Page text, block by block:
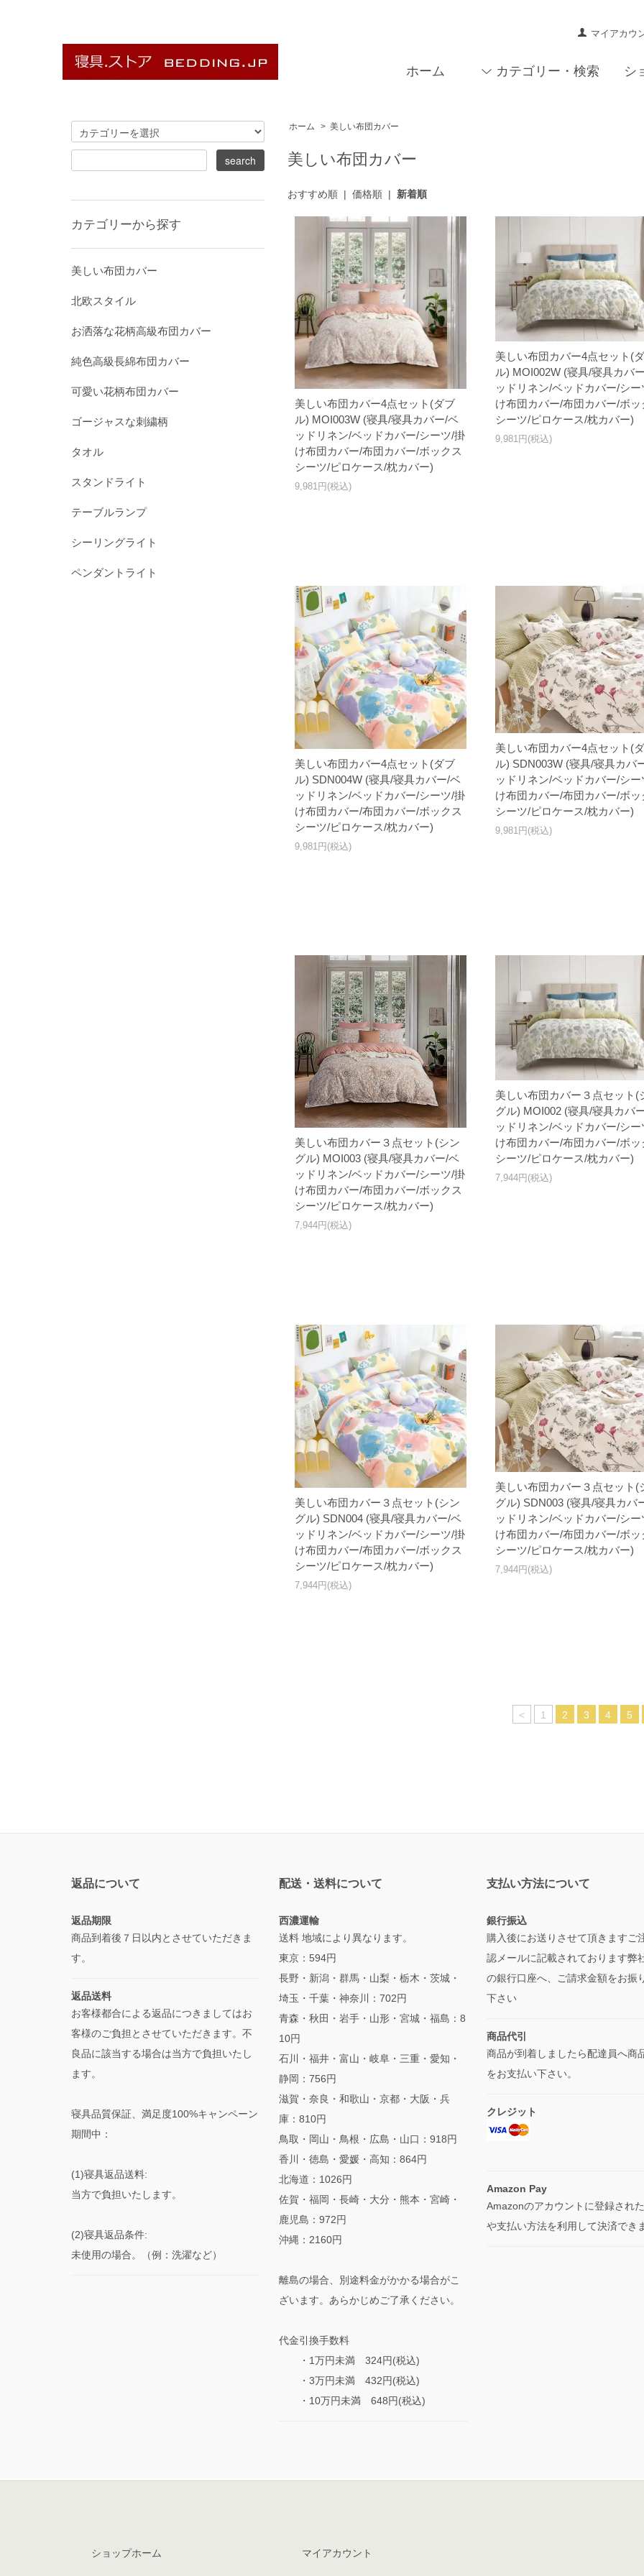
マイアカウ
ホーム カテゴリー・検索 シ
ホーム > 美しい布団カバー
美しい布団カバー
おすすめ順| 価格順| 新着順
美しい布団カバー4点セット(ダブ
ル) MOI003W (寝具/寝具カバー/ベ
ッドリネン/ベッドカバー/シーツ/掛
け布団カバー/布団カバー/ボックス
シーツ/ピロケース/枕カバー)
9,981円(税込)
美しい布団カバー4点セット(
ル) MOI002W (寝具/寝具カバ
ッドリネン/ベッドカバー/シー
け布団カバー/布団カバー/ボッ
シーツ/ピロケース/枕カバー)
9,981円(税込)
美しい布団カバー4点セット(ダブ
ル) SDN004W (寝具/寝具カバー/ベ
ッドリネン/ベッドカバー/シーツ/掛
け布団カバー/布団カバー/ボックス
シーツ/ピロケース/枕カバー)
9,981円(税込)
美しい布団カバー4点セット(
ル) SDN003W (寝具/寝具カバ
ッドリネン/ベッドカバー/シー
け布団カバー/布団カバー/ボッ
シーツ/ピロケース/枕カバー)
9,981円(税込)
美しい布団カバー３点セット(シン
グル) MOI003 (寝具/寝具カバー/ベ
ッドリネン/ベッドカバー/シーツ/掛
け布団カバー/布団カバー/ボックス
シーツ/ピロケース/枕カバー)
7,944円(税込)
美しい布団カバー３点セット(
グル) MOI002 (寝具/寝具カバ
ッドリネン/ベッドカバー/シー
け布団カバー/布団カバー/ボッ
シーツ/ピロケース/枕カバー)
7,944円(税込)
美しい布団カバー３点セット(シン
グル) SDN004 (寝具/寝具カバー/ベ
ッドリネン/ベッドカバー/シーツ/掛
け布団カバー/布団カバー/ボックス
シーツ/ピロケース/枕カバー)
7,944円(税込)
美しい布団カバー３点セット(
グル) SDN003 (寝具/寝具カバ
ッドリネン/ベッドカバー/シー
け布団カバー/布団カバー/ボッ
シーツ/ピロケース/枕カバー)
7,944円(税込)
< 1 2 3 4 5
カテゴリーから探す
美しい布団カバー
北欧スタイル
お洒落な花柄高級布団カバー
純色高級長綿布団カバー
可愛い花柄布団カバー
ゴージャスな刺繍柄
タオル
スタンドライト
テーブルランプ
シーリングライト
ペンダントライト
返品について
返品期限
商品到着後７日以内とさせていただきま
す。
返品送料
お客様都合による返品につきましてはお
客様のご負担とさせていただきます。不
良品に該当する場合は当方で負担いたし
ます。
寝具品質保証、満足度100%キャンペーン
期間中：
(1)寝具返品送料:
当方で負担いたします。
(2)寝具返品条件:
未使用の場合。（例：洗濯など）
配送・送料について
西濃運輸
送料 地域により異なります。
東京：594円
長野・新潟・群馬・山梨・栃木・茨城・
埼玉・千葉・神奈川：702円
青森・秋田・岩手・山形・宮城・福島：8
10円
石川・福井・富山・岐阜・三重・愛知・
静岡：756円
滋賀・奈良・和歌山・京都・大阪・兵
庫：810円
鳥取・岡山・鳥根・広島・山口：918円
香川・徳島・愛媛・高知：864円
北海道：1026円
佐賀・福岡・長崎・大分・熊本・宮崎・
鹿児島：972円
沖縄：2160円
離島の場合、別途料金がかかる場合がこ
ざいます。あらかじめご了承ください。
代金引換手数料
・1万円未満 324円(税込)
・3万円未満 432円(税込)
・10万円未満 648円(税込)
支払い方法について
銀行振込
購入後にお送りさせて頂きますご
認メールに記載されております弊
の銀行口座へ、ご請求金額をお振
下さい
商品代引
商品が到着しましたら配達員へ商
をお支払い下さい。
クレジット
Amazon Pay
Amazonのアカウントに登録され
や支払い方法を利用して決済でき
ショップホーム マイアカウント